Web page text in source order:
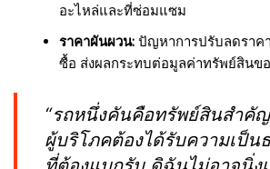
อะไหล่และที่ซ่อมแซม
ราคาผันผวน: ปัญหาการปรับลดราค
ซื้อ ส่งผลกระทบต่อมูลค่าทรัพย์สินข
“รถหนึ่งคันคือทรัพย์สินสำคั
ผู้บริโภคต้องได้รับความเป็น